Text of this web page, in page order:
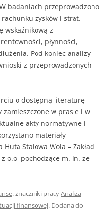
badaniach przeprowadzono
zysków i strat.
wskaźnikową z
płynności,
Pod koniec analizy
z przeprowadzonych
o dostępną literaturę
w prasie i w
akty normatywne i
materiały
Stalowa Wola – Zakład
o.o. pochodzące m. in. ze
. Znaczniki pracyAnaliza
finansowej. Dodana do